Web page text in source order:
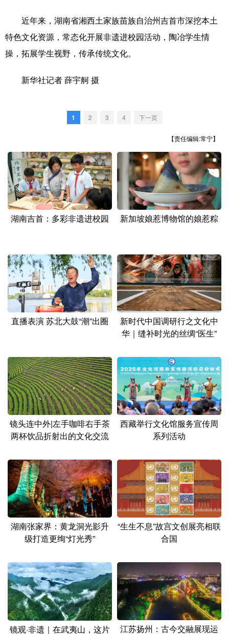
文化产业
江苏
浙江 安徽 福建 江西
山东 河南 湖北 湖南
广东 广西 海南 重庆
四川 贵州 云南 西藏
新疆 内蒙古 黑龙江
多语种频道
English Español Français عربى
Deutsch Português
近年来，湖南省湘西土家族苗族自治州吉首市深挖本土
特色文化资源，常态化开展非遗进校园活动，陶冶学生情
操，拓展学生视野，传承传统文化。
新华社记者 薛宇舸 摄
1 2 3 4 下一页
【责任编辑:常宁】
湖南吉首：多彩非遗进校园 新加坡娘惹博物馆的娘惹粽
直播表演 苏北大鼓“潮”出圈
新时代中国调研行之文化中
华｜缝补时光的丝绸“医生”
镜头连中外|左手咖啡右手茶
两杯饮品折射出的文化交流
西藏举行文化馆服务宣传周
系列活动
湖南张家界：黄龙洞光影升
级打造更绚“灯光秀”
“生生不息”故宫文创展亮相联
合国
镜观·非遗｜在武夷山，这片 江苏扬州：古今交融展现运